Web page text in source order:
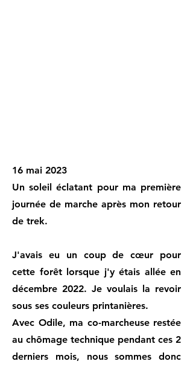
16 mai 2023
Un soleil éclatant pour ma première
journée de marche après mon retour
de trek.
J'avais eu un coup de cœur pour
cette forêt lorsque j'y étais allée en
décembre 2022. Je voulais la revoir
sous ses couleurs printanières.
Avec Odile, ma co-marcheuse restée
au chômage technique pendant ces 2
derniers mois, nous sommes donc